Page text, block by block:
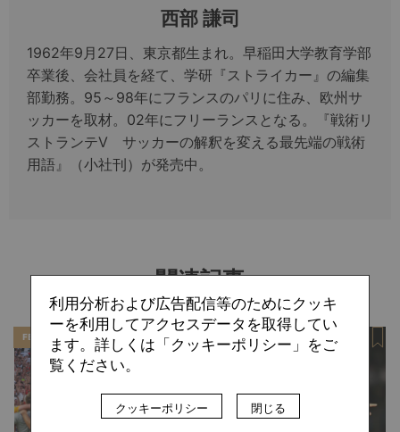
西部 謙司
1962年9月27日、東京都生まれ。早稲田大学教育学部
卒業後、会社員を経て、学研『ストライカー』の編集
部勤務。95～98年にフランスのパリに住み、欧州サ
ッカーを取材。02年にフリーランスとなる。『戦術リ
ストランテV サッカーの解釈を変える最先端の戦術
用語』（小社刊）が発売中。
関連記事
FEATURE SPECIAL
利用分析および広告配信等のためにクッキ
ーを利用してアクセスデータを取得してい
ます。詳しくは「クッキーポリシー」をご
覧ください。
クッキーポリシー 閉じる